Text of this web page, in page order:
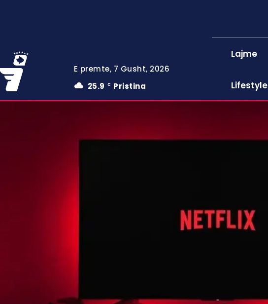
E premte, 7 Gusht, 2026
25.9
C Pristina
Lajme
Lifestyle